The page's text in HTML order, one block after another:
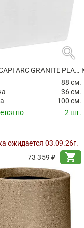
search
КАШПО CAPI ARC GRANITE PLANTER RECTANGLE WHITE
88 см.
36 см.
100 см.
по
2 шт.
ожидается 03.09.26г.
73 359 ₽
shopping_cart